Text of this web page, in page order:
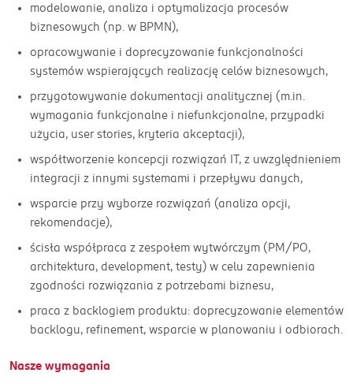
modelowanie, analiza i optymalizacja procesów
biznesowych (np. w BPMN),
opracowywanie i doprecyzowanie funkcjonalności
systemów wspierających realizację celów biznesowych,
przygotowywanie dokumentacji analitycznej (m.in.
wymagania funkcjonalne i niefunkcjonalne, przypadki
użycia, user stories, kryteria akceptacji),
współtworzenie koncepcji rozwiązań IT, z uwzględnieniem
integracji z innymi systemami i przepływu danych,
wsparcie przy wyborze rozwiązań (analiza opcji,
rekomendacje),
ścisła współpraca z zespołem wytwórczym (PM/PO,
architektura, development, testy) w celu zapewnienia
zgodności rozwiązania z potrzebami biznesu,
praca z backlogiem produktu: doprecyzowanie elementów
backlogu, refinement, wsparcie w planowaniu i odbiorach.
Nasze wymagania